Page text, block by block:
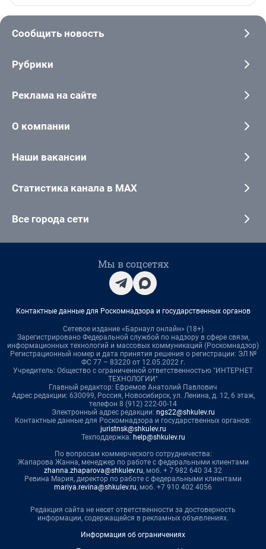
Сообщить новость
Рубрики
Реклама на сайте
О компании
Наши вакансии
Статистика канала в MAX
Все города сети
Мы в соцсетях
Контактные данные для Роскомнадзора и государственных органов
Сетевое издание «Барнаул онлайн» (18+)
Зарегистрировано Федеральной службой по надзору в сфере связи,
информационных технологий и массовых коммуникаций (Роскомнадзор)
Регистрационный номер и дата принятия решения о регистрации: ЭЛ №
ФС 77 – 83220 от 12.05.2022 г.
Учредитель: Общество с ограниченной ответственностью "ИНТЕРНЕТ
ТЕХНОЛОГИИ"
Главный редактор: Ефремов Анатолий Павлович
Адрес редакции: 630099, Россия, Новосибирск, ул. Ленина, д. 12, 6 этаж,
телефон 8 (912) 222-00-14
Электронный адрес редакции: ngs22@shkulev.ru
Контактные данные для Роскомнадзора и государственных органов:
juristnsk@shkulev.ru
Техподдержка: help@shkulev.ru
По вопросам коммерческого сотрудничества:
Жапарова Жанна, менеджер по работе с федеральными клиентами
zhanna.zhaparova@shkulev.ru, моб. + 7 982 640 34 32
Ревина Мария, директор по работе с федеральными клиентами
mariya.revina@shkulev.ru, моб. +7 910 402 4056
Редакция сайта не несет ответственности за достоверность
информации, содержащейся в рекламных объявлениях.
Информация об ограничениях